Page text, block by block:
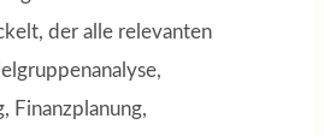
der alle relevanten
Finanzplanung,